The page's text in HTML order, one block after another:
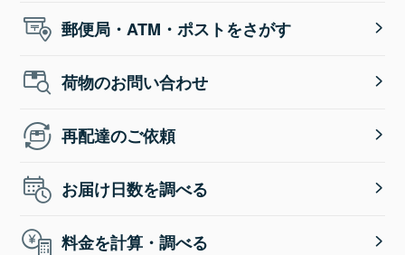
郵便局・ATM・ポストをさがす
荷物のお問い合わせ
再配達のご依頼
お届け日数を調べる
料金を計算・調べる